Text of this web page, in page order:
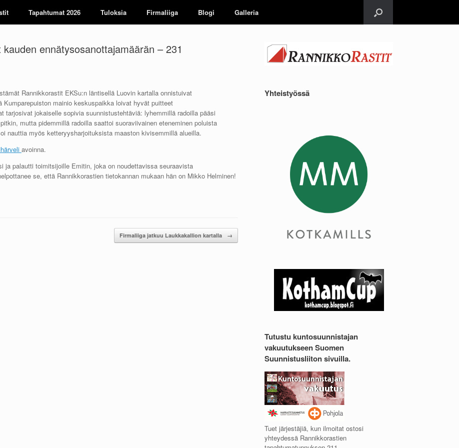
Tapahtumat 2026 Tuloksia Firmaliiga Blogi Galleria
ennätysosanottajamäärän – 231
Rannikkorastit EKSu:n läntisellä Luovin kartalla onnistuivat
mainio keskuspaikka loivat hyvät puitteet
tarjosivat jokaiselle sopivia suunnistustehtäviä: lyhemmillä radoilla pääsi
mutta pidemmillä radoilla saattoi suoraviivainen eteneminen poluista
nauttia myös ketteryysharjoituksista maaston kivisemmillä alueilla.
avoinna.
ja palautti toimitsijoille Emitin, joka on noudettavissa seuraavista
se, että Rannikkorastien tietokannan mukaan hän on Mikko Helminen!
Firmaliiga jatkuu Laukkakallion kartalla →
Yhteistyössä
Tutustu kuntosuunnistajan
vakuutukseen Suomen
Suunnistusliiton sivuilla.
Tuet järjestäjiä, kun ilmoitat ostosi
yhteydessä Rannikkorastien